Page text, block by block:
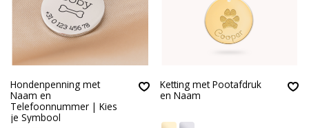
Hondenpenning met
Naam en
Telefoonnummer | Kies
je Symbool
Ketting met Pootafdruk
en Naam